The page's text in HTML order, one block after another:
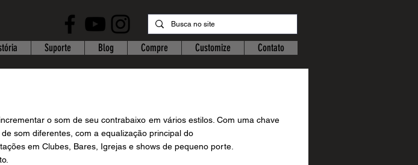
Suporte Blog Compre Customize Contato
o som de seu contrabaixo em vários estilos. Com uma chave
som diferentes, com a equalização principal do
em Clubes, Bares, Igrejas e shows de pequeno porte.